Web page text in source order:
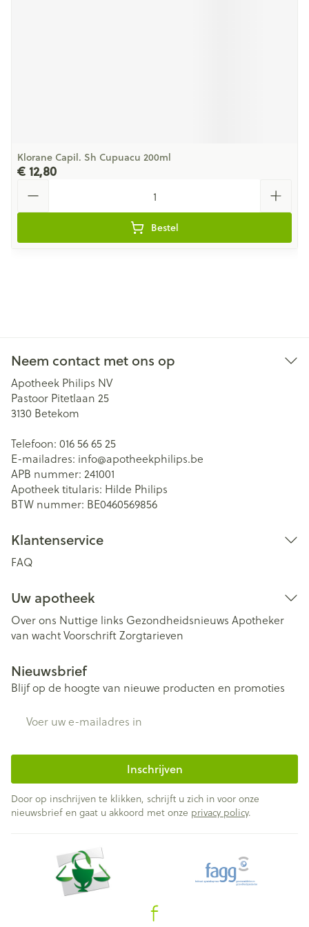
Klorane Capil. Sh Cupuacu 200ml
€ 12,80
Bestel
Neem contact met ons op
Apotheek Philips NV
Pastoor Pitetlaan 25
3130 Betekom
Telefoon: 016 56 65 25
E-mailadres: info@apotheekphilips.be
APB nummer: 241001
Apotheek titularis: Hilde Philips
BTW nummer: BE0460569856
Klantenservice
FAQ
Uw apotheek
Over ons Nuttige links Gezondheidsnieuws Apotheker
van wachtVoorschriftZorgtarieven
Nieuwsbrief
Blijf op de hoogte van nieuwe producten en promoties
Inschrijven
Door op inschrijven te klikken, schrijft u zich in voor onze
nieuwsbrief en gaat u akkoord met onze privacy policy.